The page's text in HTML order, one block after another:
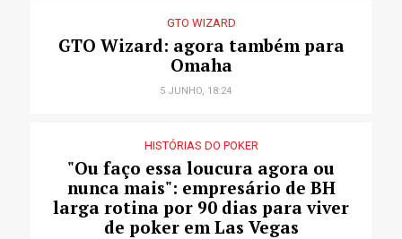
GTO WIZARD
GTO Wizard: agora também para
Omaha
5 JUNHO, 18:24
HISTÓRIAS DO POKER
"Ou faço essa loucura agora ou
nunca mais": empresário de BH
larga rotina por 90 dias para viver
de poker em Las Vegas